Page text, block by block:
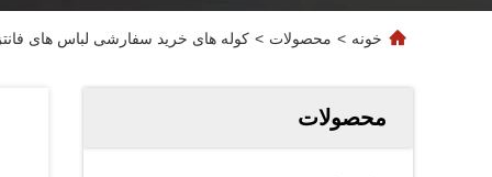
خونه > محصولات > کوله های خرید سفارشی لباس های
محصولات